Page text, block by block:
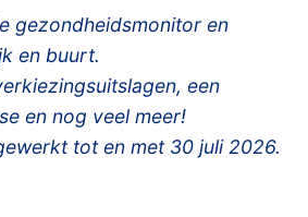
gezondheidsmonitor en
en buurt.
een
en nog veel meer!
tot en met 30 juli 2026.